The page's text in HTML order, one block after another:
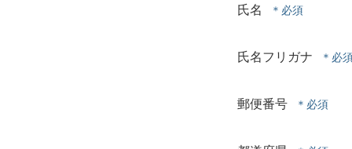
氏名
氏名フリガナ
郵便番号